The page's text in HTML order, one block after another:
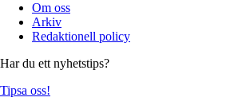
Om oss
Arkiv
Redaktionell policy
Har du ett nyhetstips?
Tipsa oss!